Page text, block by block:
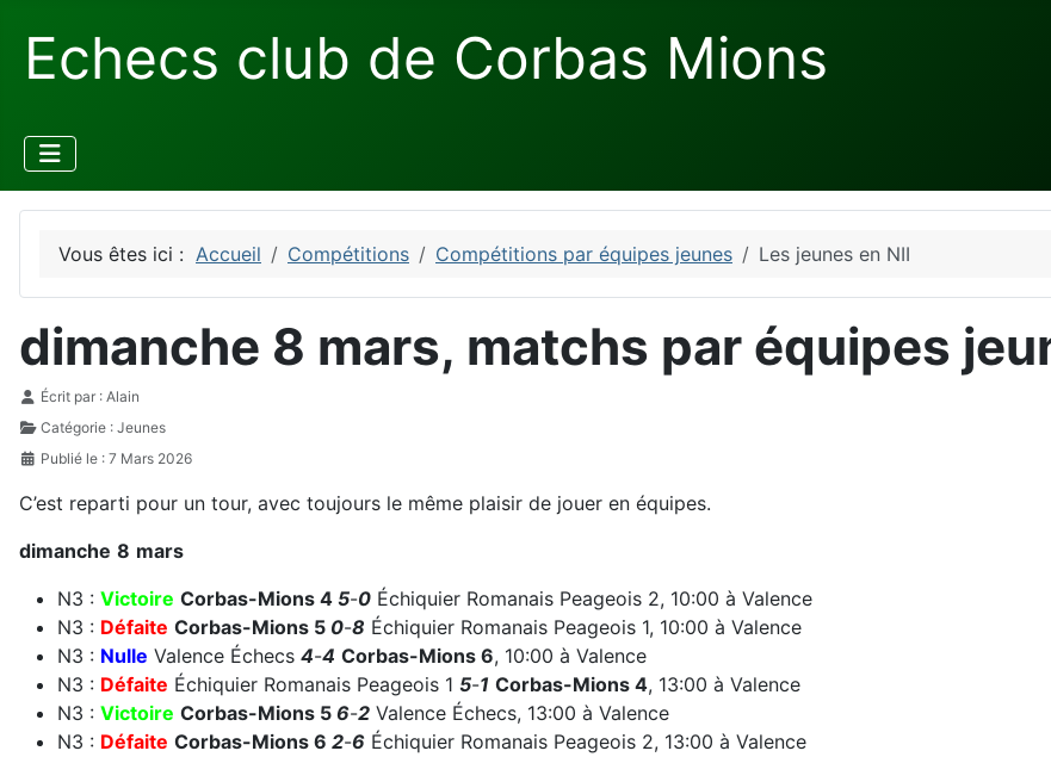
Echecs club de Corbas Mions
Vous êtes ici : Accueil Compétitions Compétitions par équipes jeunes Les jeunes en NII
dimanche 8 mars, matchs par équipes
Détails
Écrit par : Alain
Catégorie : Jeunes
Publié le : 7 Mars 2026
C’est reparti pour un tour, avec toujours le même plaisir de jouer en équipes.
dimanche 8 mars
N3 : Victoire Corbas-Mions 4 5-0 Échiquier Romanais Peageois 2, 10:00 à Valence
N3 : Défaite Corbas-Mions 5 0-8 Échiquier Romanais Peageois 1, 10:00 à Valence
N3 : Nulle Valence Échecs 4-4 Corbas-Mions 6, 10:00 à Valence
N3 : Défaite Échiquier Romanais Peageois 1 5-1 Corbas-Mions 4, 13:00 à Valence
N3 : Victoire Corbas-Mions 5 6-2 Valence Échecs, 13:00 à Valence
N3 : Défaite Corbas-Mions 6 2-6 Échiquier Romanais Peageois 2, 13:00 à Valence